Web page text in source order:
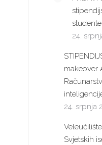
24.
makeover
24. srpnja
Svjetskih